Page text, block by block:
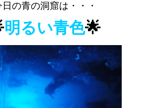
日の青の洞窟は・・・
明るい青色🌟